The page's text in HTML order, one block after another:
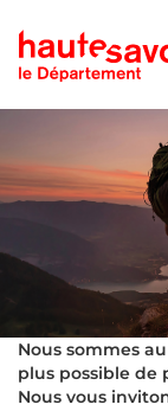
Nous sommes
plus possible de
Nous vous